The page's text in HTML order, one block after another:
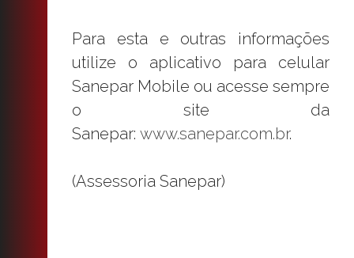
Para esta e outras informações
utilize o aplicativo para celular
Sanepar Mobile ou acesse sempre
o site da
Sanepar: www.sanepar.com.br.
(Assessoria Sanepar)